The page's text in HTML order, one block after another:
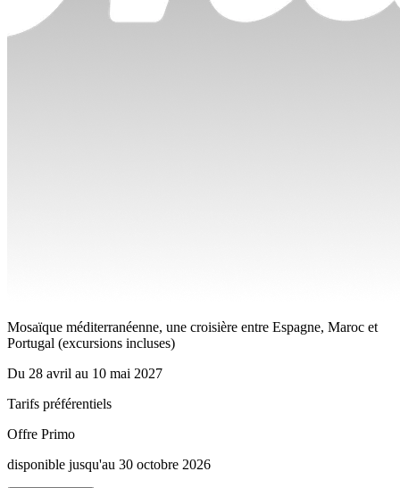
Mosaïque méditerranéenne, une croisière entre Espagne, Maroc et
Portugal (excursions incluses)
Du 28 avril au 10 mai 2027
Tarifs préférentiels
Offre Primo
disponible jusqu'au 30 octobre 2026